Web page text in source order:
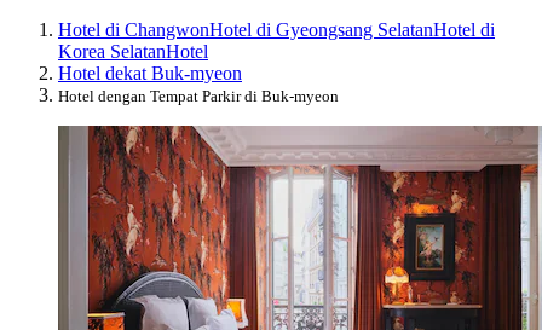
Hotel di ChangwonHotel di Gyeongsang SelatanHotel di
Korea SelatanHotel
Hotel dekat Buk-myeon
Hotel dengan Tempat Parkir di Buk-myeon